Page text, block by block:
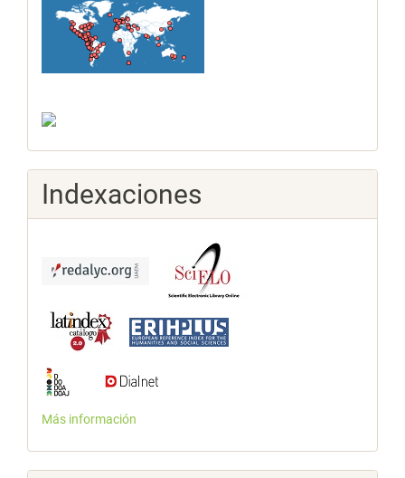
Indexaciones
Más información